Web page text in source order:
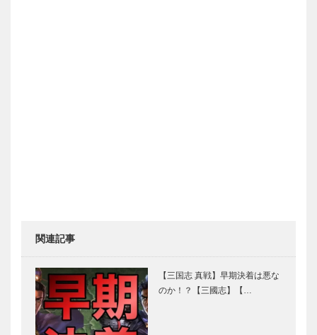
関連記事
【三国志 真戦】早期決着は悪な
のか！？【三國志】【…